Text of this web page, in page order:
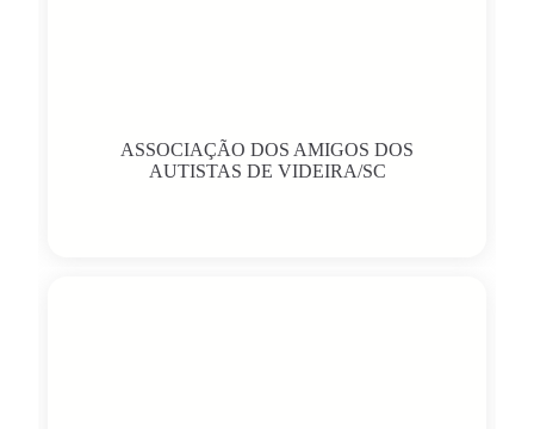
ASSOCIAÇÃO DOS AMIGOS DOS
AUTISTAS DE VIDEIRA/SC